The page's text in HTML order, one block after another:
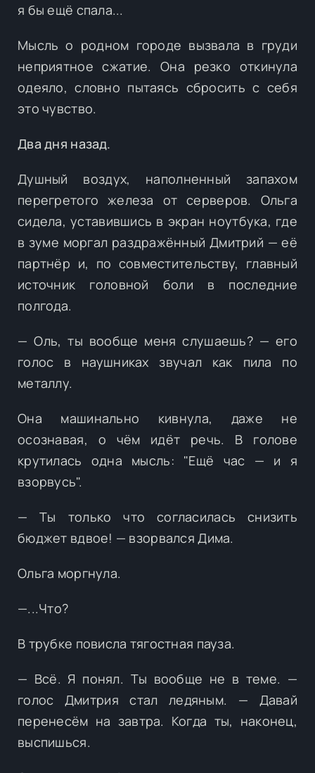
я бы ещё спала...
Мысль о родном городе вызвала в груди
неприятное сжатие. Она резко откинула
одеяло, словно пытаясь сбросить с себя
это чувство.
Два дня назад.
Душный воздух, наполненный запахом
перегретого железа от серверов. Ольга
сидела, уставившись в экран ноутбука, где
в зуме моргал раздражённый Дмитрий — её
партнёр и, по совместительству, главный
источник головной боли в последние
полгода.
— Оль, ты вообще меня слушаешь? — его
голос в наушниках звучал как пила по
металлу.
Она машинально кивнула, даже не
осознавая, о чём идёт речь. В голове
крутилась одна мысль: "Ещё час — и я
взорвусь".
— Ты только что согласилась снизить
бюджет вдвое! — взорвался Дима.
Ольга моргнула.
—...Что?
В трубке повисла тягостная пауза.
— Всё. Я понял. Ты вообще не в теме. —
голос Дмитрия стал ледяным. — Давай
перенесём на завтра. Когда ты, наконец,
выспишься.